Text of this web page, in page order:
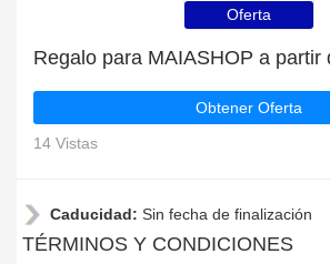
Oferta
Obtener Oferta
14 Vistas
Caducidad: Sin fecha de finalización
TÉRMINOS Y CONDICIONES